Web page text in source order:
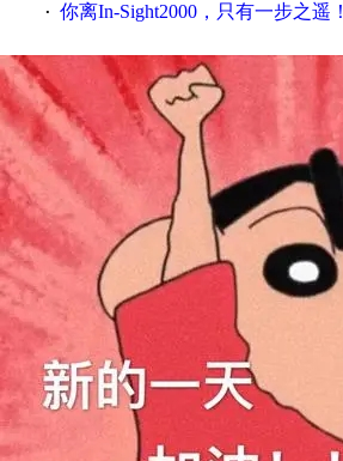
· 你离In-Sight2000，只有一步之遥！